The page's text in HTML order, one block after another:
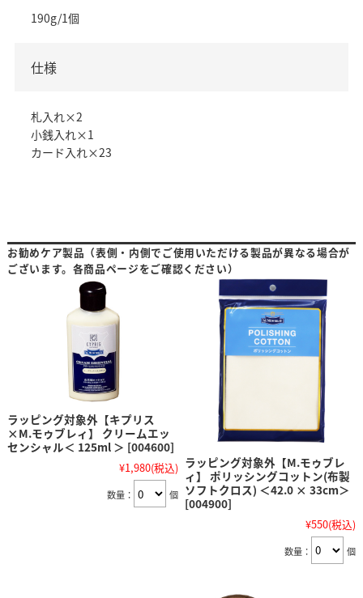
190g/1個
仕様
札入れ×2
小銭入れ×1
カード入れ×23
お勧めケア製品（表側・内側でご使用いただける製品が異なる場合が
ございます。各商品ページをご確認ください）
ラッピング対象外【キプリス
×M.モゥブレィ】 クリームエッ
センシャル＜ 125ml ＞ [004600]
¥1,980(税込)
数量： 個
ラッピング対象外【M.モゥブレ
ィ】 ポリッシングコットン(布製
ソフトクロス) ＜42.0 × 33cm＞
[004900]
¥550(税込)
数量： 個